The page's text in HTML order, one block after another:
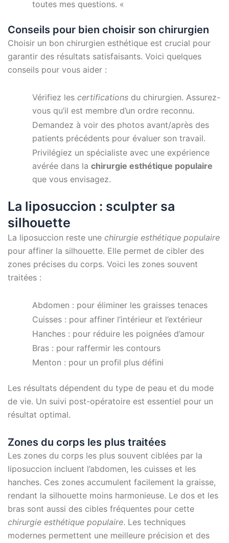
toutes mes questions. «
Conseils pour bien choisir son chirurgien
Choisir un bon chirurgien esthétique est crucial pour
garantir des résultats satisfaisants. Voici quelques
conseils pour vous aider :
Vérifiez les certificationsdu chirurgien. Assurez-
vous qu’il est membre d’un ordre reconnu.
Demandez à voir des photos avant/après des
patients précédents pour évaluer son travail.
Privilégiez un spécialiste avec une expérience
avérée dans la chirurgie esthétique populaire
que vous envisagez.
La liposuccion : sculpter sa
silhouette
La liposuccion reste une chirurgie esthétique populaire
pour affiner la silhouette. Elle permet de cibler des
zones précises du corps. Voici les zones souvent
traitées :
Abdomen : pour éliminer les graisses tenaces
Cuisses : pour affiner l’intérieur et l’extérieur
Hanches : pour réduire les poignées d’amour
Bras : pour raffermir les contours
Menton : pour un profil plus défini
Les résultats dépendent du type de peau et du mode
de vie. Un suivi post-opératoire est essentiel pour un
résultat optimal.
Zones du corps les plus traitées
Les zones du corps les plus souvent ciblées par la
liposuccion incluent l’abdomen, les cuisses et les
hanches. Ces zones accumulent facilement la graisse,
rendant la silhouette moins harmonieuse. Le dos et les
bras sont aussi des cibles fréquentes pour cette
chirurgie esthétique populaire. Les techniques
modernes permettent une meilleure précision et des